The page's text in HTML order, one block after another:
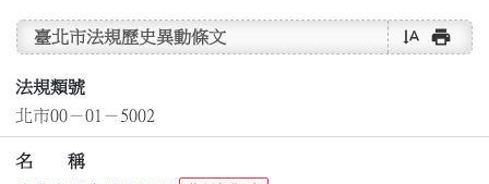
臺北市法規歷史異動條文 text_rotate_vertical print
法規類號
北市00－01－5002
名 稱